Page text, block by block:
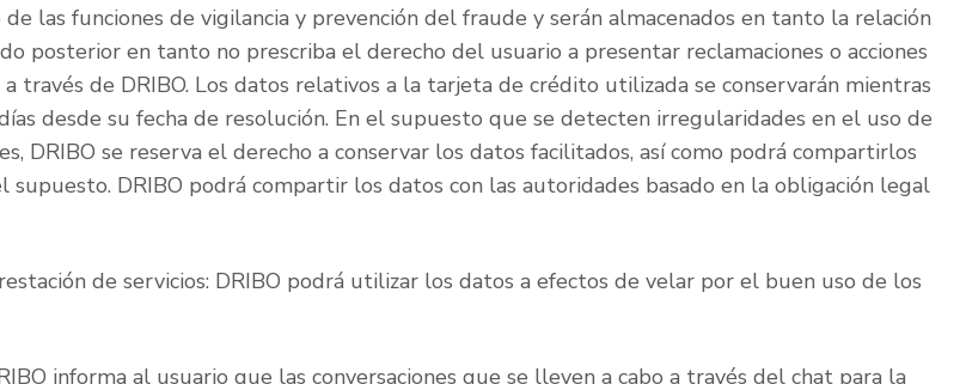
las funciones de vigilancia y prevención del fraude y serán almacenados en tanto la relación
posterior en tanto no prescriba el derecho del usuario a presentar reclamaciones o acciones
través de DRIBO. Los datos relativos a la tarjeta de crédito utilizada se conservarán mientras
desde su fecha de resolución. En el supuesto que se detecten irregularidades en el uso de
DRIBO se reserva el derecho a conservar los datos facilitados, así como podrá compartirlos
DRIBO podrá compartir los datos con las autoridades basado en la obligación legal
de servicios: DRIBO podrá utilizar los datos a efectos de velar por el buen uso de los
informa al usuario que las conversaciones que se lleven a cabo a través del chat para la